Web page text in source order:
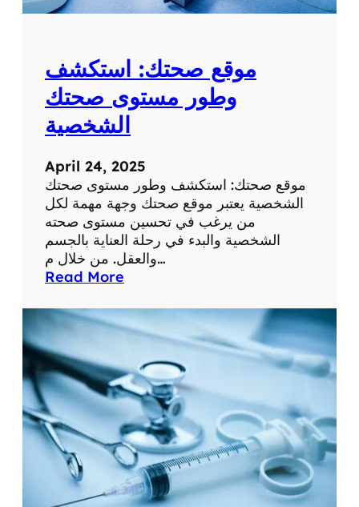
موقع صحتك: استكشف
وطور مستوى صحتك
الشخصية
April 24, 2025
موقع صحتك: استكشف وطور مستوى صحتك
الشخصية يعتبر موقع صحتك وجهة مهمة لكل
من يرغب في تحسين مستوى صحته
الشخصية والبدء في رحلة العناية بالجسم
والعقل. من خلال م…
Read More
و
ق
ص
ح
ت
ك
:
ا
س
ت